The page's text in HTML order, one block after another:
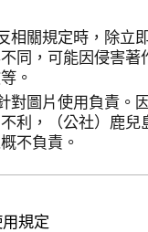
相關規定時，除立
同，可能因侵害著
。
對圖片使用負責。
利，（公社）鹿兒
不負責。
規定